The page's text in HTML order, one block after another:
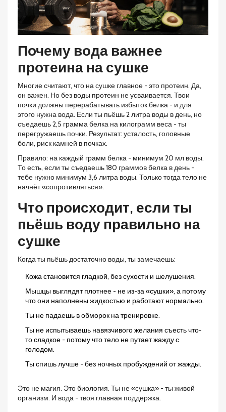
Почему вода важнее
протеина на сушке
Многие считают, что на сушке главное - это протеин. Да,
он важен. Но без воды протеин не усваивается. Твои
почки должны перерабатывать избыток белка - и для
этого нужна вода. Если ты пьёшь 2 литра воды в день, но
съедаешь 2,5 грамма белка на килограмм веса - ты
перегружаешь почки. Результат: усталость, головные
боли, риск камней в почках.
Правило: на каждый грамм белка - минимум 20 мл воды.
То есть, если ты съедаешь 180 граммов белка в день -
тебе нужно минимум 3,6 литра воды. Только тогда тело не
начнёт «сопротивляться».
Что происходит, если ты
пьёшь воду правильно на
сушке
Когда ты пьёшь достаточно воды, ты замечаешь:
Кожа становится гладкой, без сухости и шелушения.
Мышцы выглядят плотнее - не из-за «сушки», а потому
что они наполнены жидкостью и работают нормально.
Ты не падаешь в обморок на тренировке.
Ты не испытываешь навязчивого желания съесть что-
то сладкое - потому что тело не путает жажду с
голодом.
Ты спишь лучше - без ночных пробуждений от жажды.
Это не магия. Это биология. Ты не «сушка» - ты живой
организм. И вода - твоя главная поддержка.